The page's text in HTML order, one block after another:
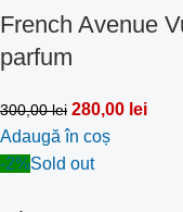
French Avenue
parfum
300,00lei 280,00 lei
Adaugă în coș
-2%Sold out